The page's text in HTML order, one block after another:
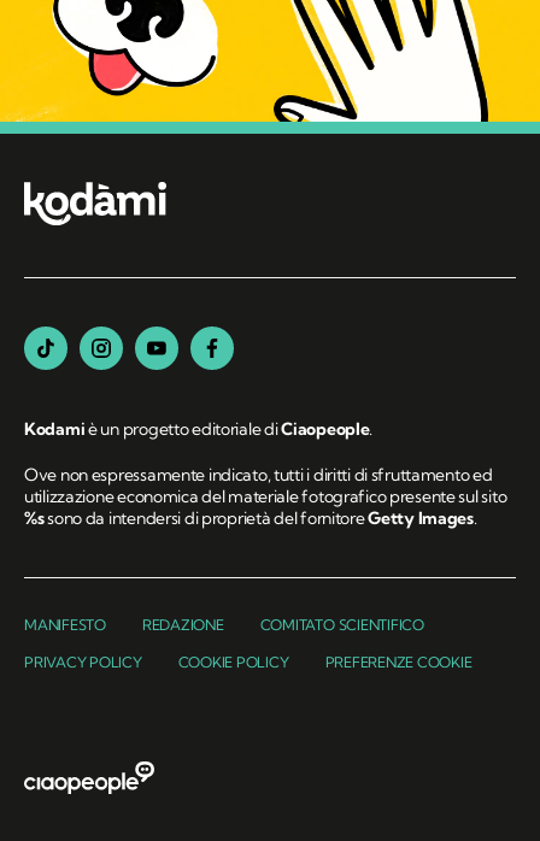
Kodamiè un progetto editoriale diCiaopeople.
Ove non espressamente indicato, tutti i diritti di sfruttamento ed
utilizzazione economica del materiale fotografico presente sul sito
%ssono da intendersi di proprietà del fornitoreGetty Images.
MANIFESTO REDAZIONE COMITATO SCIENTIFICO
PRIVACY POLICY COOKIE POLICY PREFERENZE COOKIE